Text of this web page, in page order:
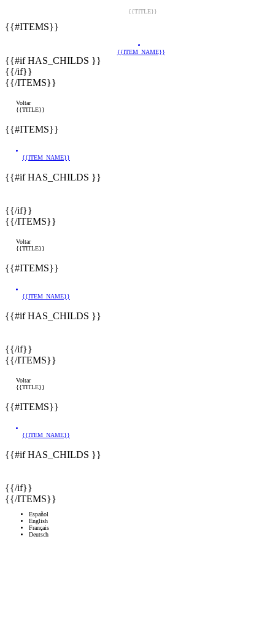
{{TITLE}}
{{#ITEMS}}
{{ITEM_NAME}}
{{#if HAS_CHILDS }}
{{/if}}
{{/ITEMS}}
Voltar
{{TITLE}}
{{#ITEMS}}
{{ITEM_NAME}}
{{#if HAS_CHILDS }}
{{/if}}
{{/ITEMS}}
Voltar
{{TITLE}}
{{#ITEMS}}
{{ITEM_NAME}}
{{#if HAS_CHILDS }}
{{/if}}
{{/ITEMS}}
Voltar
{{TITLE}}
{{#ITEMS}}
{{ITEM_NAME}}
{{#if HAS_CHILDS }}
{{/if}}
{{/ITEMS}}
Español
English
Français
Deutsch